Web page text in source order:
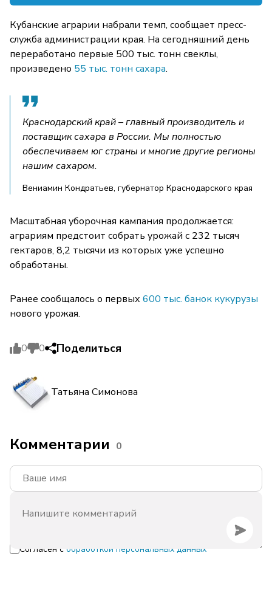
Кубанские аграрии набрали темп, сообщает пресс-
служба администрации края. На сегодняшний день
переработано первые 500 тыс. тонн свеклы,
произведено 55 тыс. тонн сахара.
Краснодарский край – главный производитель и
поставщик сахара в России. Мы полностью
обеспечиваем юг страны и многие другие регионы
нашим сахаром.
Вениамин Кондратьев, губернатор Краснодарского края
Масштабная уборочная кампания продолжается:
аграриям предстоит собрать урожай с 232 тысяч
гектаров, 8,2 тысячи из которых уже успешно
обработаны.
Ранее сообщалось о первых 600 тыс. банок кукурузы
нового урожая.
0 0 Поделиться
Татьяна Симонова
Комментарии 0
Согласен с обработкой персональных данных